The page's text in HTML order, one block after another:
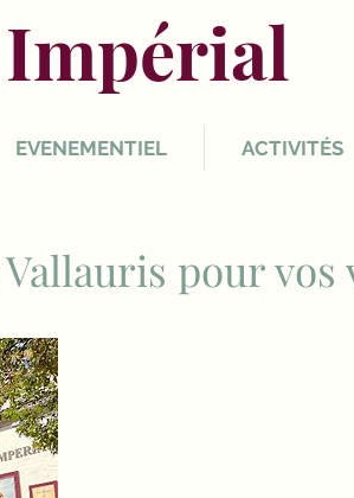
Impérial
EVENEMENTIEL ACTIVITÉS
pour vos